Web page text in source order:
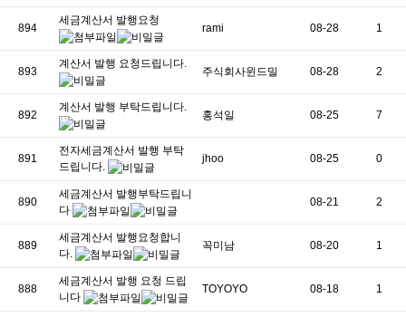
894
세금계산서 발행요청
rami 08-28 1
893
계산서 발행 요청드립니다.
주식회사윈드밀 08-28 2
892
계산서 발행 부탁드립니다.
홍석일 08-25 7
891
전자세금계산서 발행 부탁
드립니다.
jhoo 08-25 0
890
세금계산서 발행부탁드립니
다
08-21 2
889
세금계산서 발행요청합니
다.
꼭미남 08-20 1
888
세금계산서 발행 요청 드립
니다
TOYOYO 08-18 1